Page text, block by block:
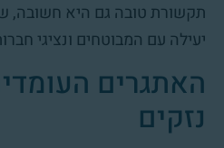
תקשורת טובה גם היא חשובה,
יעילה עם המבוטחים ונציגי
האתגרים
נזקים